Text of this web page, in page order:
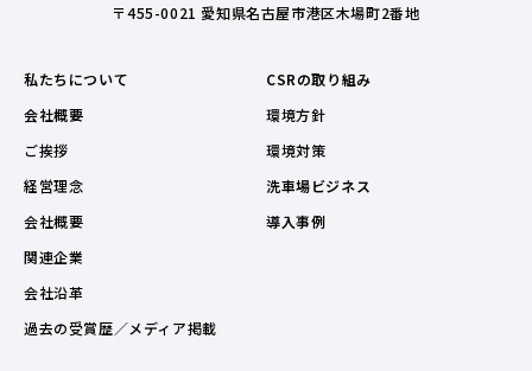
〒455-0021 愛知県名古屋市港区木場町2番地
私たちについて
会社概要
ご挨拶
経営理念
会社概要
関連企業
会社沿革
過去の受賞歴／メディア掲載
CSRの取り組み
環境方針
環境対策
洗車場ビジネス
導入事例